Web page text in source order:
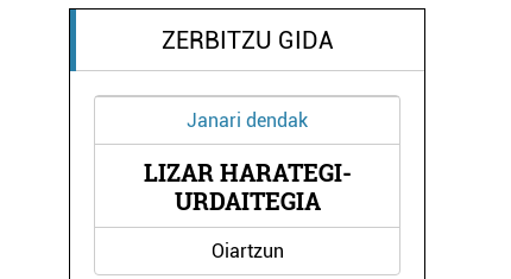
ZERBITZU GIDA
Janari dendak
LIZAR HARATEGI-
URDAITEGIA
Oiartzun